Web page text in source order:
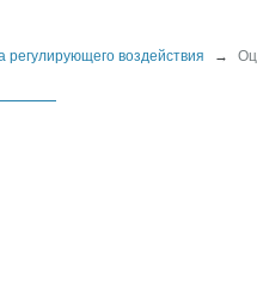
регулирующего воздействия →